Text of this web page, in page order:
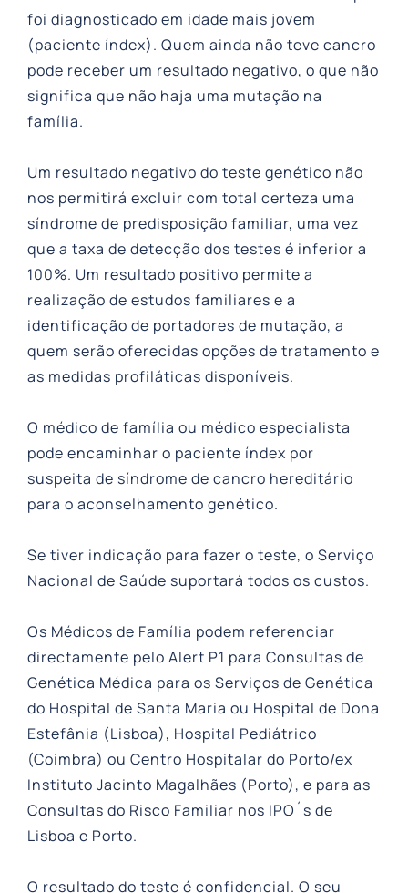
foi diagnosticado em idade mais jovem
(paciente índex). Quem ainda não teve cancro
pode receber um resultado negativo, o que não
significa que não haja uma mutação na
família.
Um resultado negativo do teste genético não
nos permitirá excluir com total certeza uma
síndrome de predisposição familiar, uma vez
que a taxa de detecção dos testes é inferior a
100%. Um resultado positivo permite a
realização de estudos familiares e a
identificação de portadores de mutação, a
quem serão oferecidas opções de tratamento e
as medidas profiláticas disponíveis.
O médico de família ou médico especialista
pode encaminhar o paciente índex por
suspeita de síndrome de cancro hereditário
para o aconselhamento genético.
Se tiver indicação para fazer o teste, o Serviço
Nacional de Saúde suportará todos os custos.
Os Médicos de Família podem referenciar
directamente pelo Alert P1 para Consultas de
Genética Médica para os Serviços de Genética
do Hospital de Santa Maria ou Hospital de Dona
Estefânia (Lisboa), Hospital Pediátrico
(Coimbra) ou Centro Hospitalar do Porto/ex
Instituto Jacinto Magalhães (Porto), e para as
Consultas do Risco Familiar nos IPO´s de
Lisboa e Porto.
O resultado do teste é confidencial. O seu